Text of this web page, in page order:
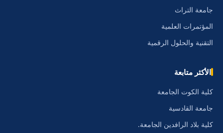
جامعة التراث
المؤتمرات العلمية
التقنية والحلول الرقمية
الأكثر متابعة
كلية الكوت الجامعة
جامعة القادسية
كلية بلاد الرافدين الجامعة.